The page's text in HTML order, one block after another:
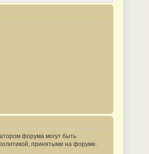
форума могут быть
принятыми на форуме.